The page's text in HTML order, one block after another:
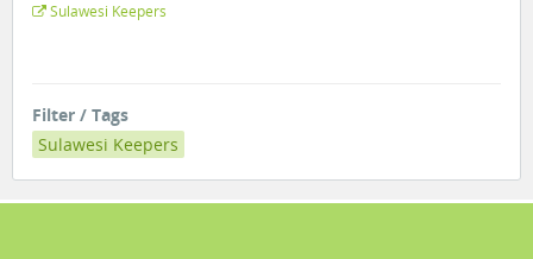
Sulawesi Keepers
Filter / Tags
Sulawesi Keepers